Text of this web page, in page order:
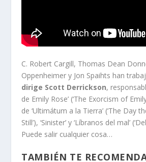
C. Robert Cargill, Thomas Dean
Oppenheimer y Jon Spaihts han
dirige Scott Derrickson,
de Emily Rose’ (‘The Exorcism of
de ‘Ultimátum a la Tierra’ (‘The Day
Still’), ‘Sinister’ y ‘Líbranos del mal’
Puede salir cualquier cosa…
TAMBIÉN TE